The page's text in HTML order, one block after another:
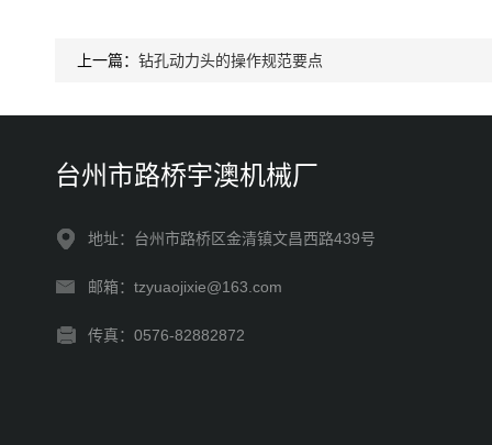
上一篇： 钻孔动力头的操作规范要点
台州市路桥宇澳机械厂
地址：台州市路桥区金清镇文昌西路439号
邮箱：tzyuaojixie@163.com
传真：0576-82882872